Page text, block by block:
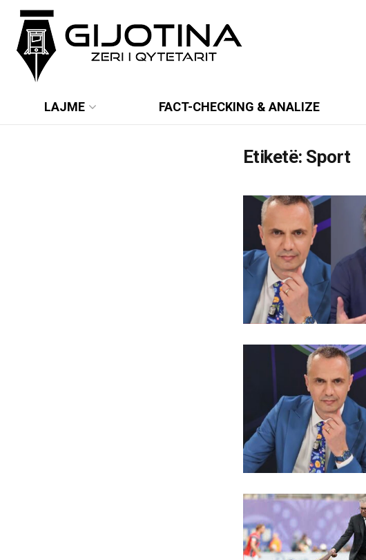
LAJME FACT-CHECKING & ANALIZE
Etiketë: Sport